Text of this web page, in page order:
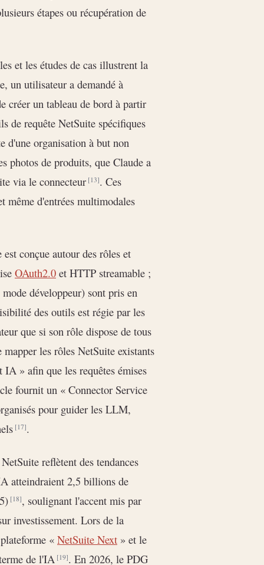
étapes ou récupération de
et les études de cas illustrent la
un utilisateur a demandé à
créer un tableau de bord à partir
de requête NetSuite spécifiques
d'une organisation à but non
photos de produits, que Claude a
via le connecteur[13]. Ces
même d'entrées multimodales
conçue autour des rôles et
OAuth2.0 et HTTP streamable ;
développeur) sont pris en
des outils est régie par les
que si son rôle dispose de tous
les rôles NetSuite existants
» afin que les requêtes émises
fournit un « Connector Service
pour guider les LLM,
[17].
reflètent des tendances
atteindraient 2,5 billions de
[18], soulignant l'accent mis par
investissement. Lors de la
« NetSuite Next » et le
de l'IA[19]. En 2026, le PDG